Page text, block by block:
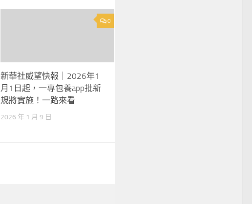
0
新華社威望快報｜2026年1
月1日起，一專包養app批新
規將實施！一路來看
2026 年 1 月 9 日